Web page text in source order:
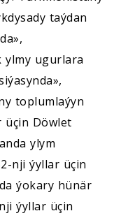
taýdan
ylmy ugurlara
toplumlaýyn
üçin Döwlet
ylym
nji ýyllar üçin
ýokary hünär
ýyllar üçin